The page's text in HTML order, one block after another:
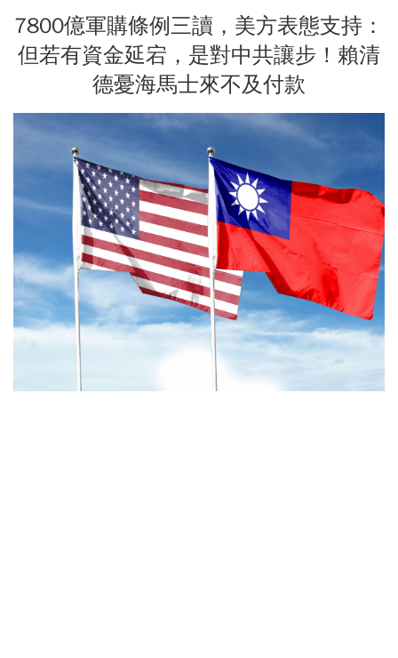
7800億軍購條例三讀，美方表態支持：
但若有資金延宕，是對中共讓步！賴清
德憂海馬士來不及付款